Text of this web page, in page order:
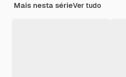
Mais nesta sérieVer tudo